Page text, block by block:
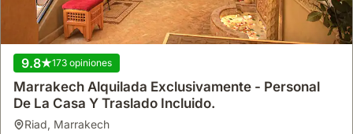
9.8 173 opiniones
Marrakech Alquilada Exclusivamente - Personal
De La Casa Y Traslado Incluido.
riad, Marrakech